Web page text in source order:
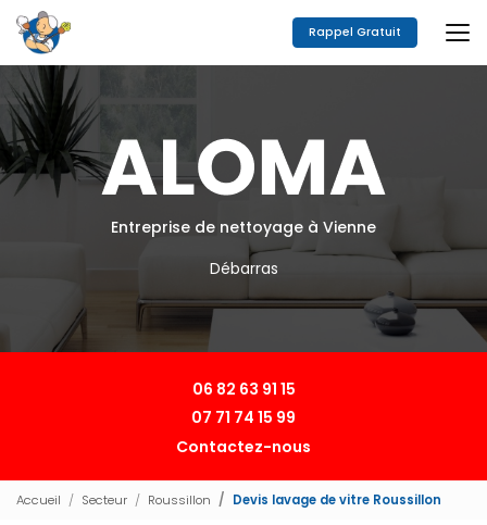
Aller
au
contenu
principal
Rappel Gratuit
Entreprise de nettoyage à Vienne
Débarras
06 82 63 91 15
07 71 74 15 99
Contactez-nous
Accueil Secteur Roussillon Devis lavage de vitre Roussillon